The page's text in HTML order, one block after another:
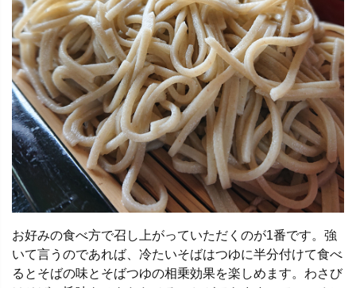
お好みの食べ方で召し上がっていただくのが1番です。強
いて言うのであれば、冷たいそばはつゆに半分付けて食べ
るとそばの味とそばつゆの相乗効果を楽しめます。わさび